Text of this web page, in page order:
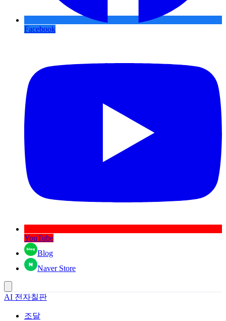
Facebook
YouTube
Blog
Naver Store
AI 전자칠판
조달